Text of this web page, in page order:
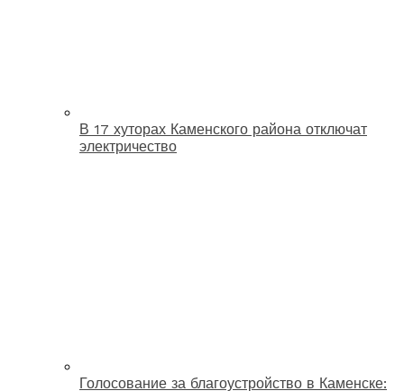
В 17 хуторах Каменского района отключат
электричество
Голосование за благоустройство в Каменске: